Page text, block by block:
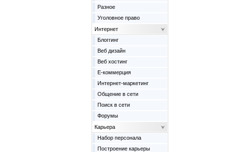
Разное
Уголовное право
Интернет
Блоггинг
Веб дизайн
Веб хостинг
Е-коммерция
Интернет-маркетинг
Общение в сети
Поиск в сети
Форумы
Карьера
Набор персонала
Построение карьеры